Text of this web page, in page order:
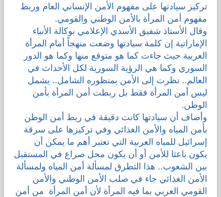
تركيز سيادتها على مفهوم الأمن الإنساني العام وربط
مفهوم أمن المرأة بالأمن الوطني والقومي.
وقال الأستاذ شفيق الأسدي الإعلامي بوكالة الأنباء
الإماراتية إن كلمة سيادتها وضعت منهجاً أمام المرأة
العربية حيث جاءت كما هو متوقع منها وكما هو الدور
السوري وكما هي الرؤية السورية لكل الأحداث في
العالم.. نظرت إلى الأمن بمنظوره الشامل.. يشمل
ليس أمن المرأة فقط بل ربطت أمن المرأة بأمن
الوطن.
وأضاف أن سيادتها كانت دقيقة في ربط أمن الوطن
بأمن المياه والأمن الغذائي وفي تركيزها على سرقة
إسرائيل للمياه العربية التي تعتبر أهم ما يمكن أن
يكون باعثا للأمن أو أن يكون محل صراع في المستقبل
بين الشعوب.. هذا التطرق لمسألة أمن المياه ولمسألة
الأمن الغذائي جاء في صلب الأمن الوطني والأمن
القومي العربي بما فيه المرأة لأن أمن المرأة من أمن